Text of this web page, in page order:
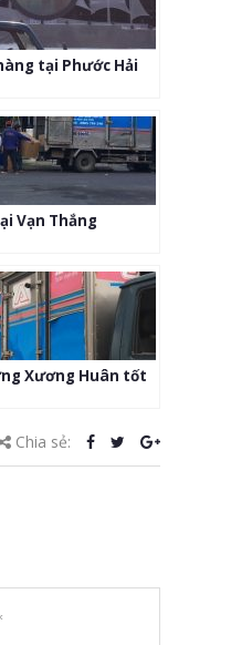
tại Phước Hải
Vạn Thắng
Xương Huân tốt
Chia sẻ: